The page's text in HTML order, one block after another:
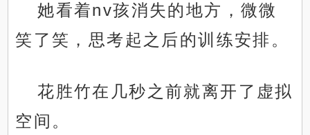
她看着nv孩消失的地方，微微
笑了笑，思考起之后的训练安排。
花胜竹在几秒之前就离开了虚拟
空间。